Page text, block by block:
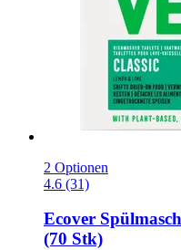
2 Optionen
4.6 (31)
Ecover
(70 Stk)